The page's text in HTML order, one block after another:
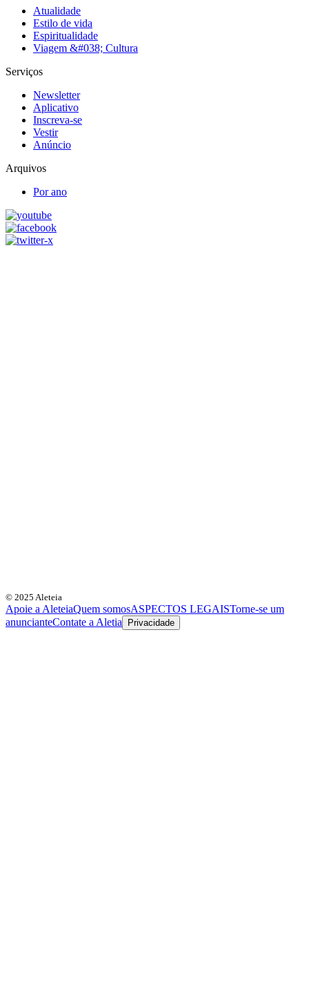
Atualidade
Estilo de vida
Espiritualidade
Viagem &#038; Cultura
Serviços
Newsletter
Aplicativo
Inscreva-se
Vestir
Anúncio
Arquivos
Por ano
© 2025 Aleteia
Apoie a AleteiaQuem somosASPECTOS LEGAISTorne-se um
anuncianteContate a Aletia Privacidade